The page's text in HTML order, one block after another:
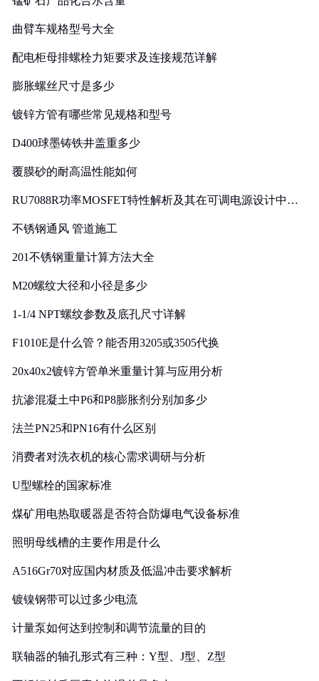
曲臂车规格型号大全
配电柜母排螺栓力矩要求及连接规范详解
膨胀螺丝尺寸是多少
镀锌方管有哪些常见规格和型号
D400球墨铸铁井盖重多少
覆膜砂的耐高温性能如何
RU7088R功率MOSFET特性解析及其在可调电源设计中的
不锈钢通风 管道施工
201不锈钢重量计算方法大全
M20螺纹大径和小径是多少
1-1/4 NPT螺纹参数及底孔尺寸详解
F1010E是什么管？能否用3205或3505代换
20x40x2镀锌方管单米重量计算与应用分析
抗渗混凝土中P6和P8膨胀剂分别加多少
法兰PN25和PN16有什么区别
消费者对洗衣机的核心需求调研与分析
U型螺栓的国家标准
煤矿用电热取暖器是否符合防爆电气设备标准
照明母线槽的主要作用是什么
A516Gr70对应国内材质及低温冲击要求解析
镀镍钢带可以过多少电流
计量泵如何达到控制和调节流量的目的
联轴器的轴孔形式有三种：Y型、J型、Z型